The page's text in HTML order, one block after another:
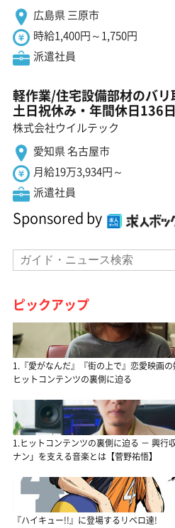
広島県 三原市
時給1,400円～1,750円
派遣社員
軽作業/住宅設備部材のバ
土日祝休み・年間休日136
株式会社ウイルテック
愛知県 名古屋市
月給19万3,934円～
派遣社員
Sponsored by
ピックアップ
1.『愛がなんだ』『街の上で』恋愛映画
ヒットコンテンツの裏側に迫る
1.ヒットコンテンツの裏側に迫る － 興行
ナン」を支える音楽とは【菅野祐悟】
『ハイキュー!!』に登場するリベロ達!